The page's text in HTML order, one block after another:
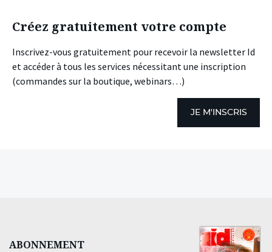
Créez gratuitement votre compte
Inscrivez-vous gratuitement pour recevoir la newsletter Id
et accéder à tous les services nécessitant une inscription
(commandes sur la boutique, webinars…)
JE M'INSCRIS
ABONNEMENT